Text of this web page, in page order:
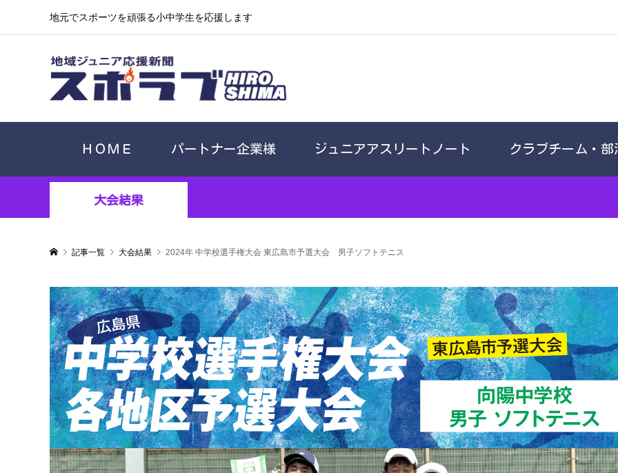
地元でスポーツを頑張る小中学生を応援します
ＨＯＭＥ パートナー企業様 ジュニアアスリートノート クラブチーム・部
大会結果
記事一覧 大会結果 2024年 中学校選手権大会 東広島市予選大会 男子ソフトテニス